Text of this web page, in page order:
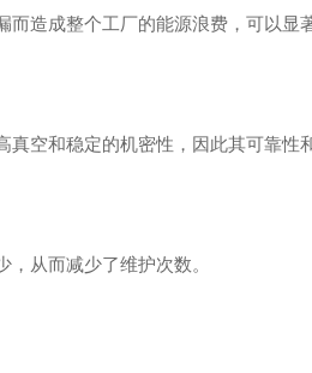
造成整个工厂的能源浪费，可以显
空和稳定的机密性，因此其可靠性
从而减少了维护次数。